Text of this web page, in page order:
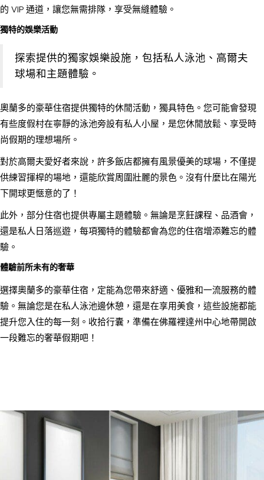
的 VIP 通道，讓您無需排隊，享受無縫體驗。
獨特的娛樂活動
探索提供的獨家娛樂設施，包括私人泳池、高爾夫
球場和主題體驗。
奧蘭多的豪華住宿提供獨特的休閒活動，獨具特色。您可能會發現
有些度假村在寧靜的泳池旁設有私人小屋，是您休閒放鬆、享受時
尚假期的理想場所。
對於高爾夫愛好者來說，許多飯店都擁有風景優美的球場，不僅提
供練習揮桿的場地，還能欣賞周圍壯麗的景色。沒有什麼比在陽光
下開球更愜意的了！
此外，部分住宿也提供專屬主題體驗。無論是烹飪課程、品酒會，
還是私人日落巡遊，每項獨特的體驗都會為您的住宿增添難忘的體
驗。
體驗前所未有的奢華
選擇奧蘭多的豪華住宿，定能為您帶來舒適、優雅和一流服務的體
驗。無論您是在私人泳池邊休憩，還是在享用美食，這些設施都能
提升您入住的每一刻。收拾行囊，準備在佛羅裡達州中心地帶開啟
一段難忘的奢華假期吧！